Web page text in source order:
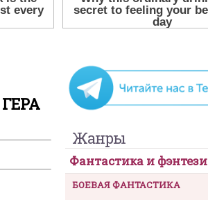
Жанры
Фантастика и фэнтези
БОЕВАЯ ФАНТАСТИКА